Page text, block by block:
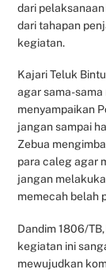
dari
dari tahapan
kegiatan.
Kajari Teluk
agar sama-
menyampaikan
jangan sampai
Zebua
para caleg agar
jangan
memecah belah
Dandim 1806/
kegiatan ini
mewujudkan